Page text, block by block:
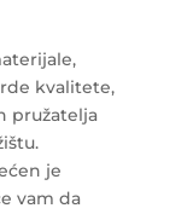
kvalitete,
pružatelja
je
vam da